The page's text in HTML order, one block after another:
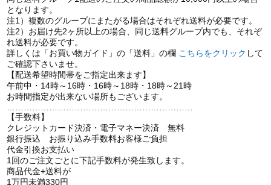
となります。
注1）複数のグループにまたがる場合はそれぞれ送料が必要です。
注2）お届け先2ヶ所以上の場合、同じ送料グループ内でも、それぞ
れ送料が必要です。
詳しくは「お買い物ガイド」の「送料」の欄 こちらをクリック して
ご確認下さいませ。
【配送希望時間帯をご指定出来ます】
午前中・14時～16時・16時～18時・18時～21時
お時間指定が出来ない場所もございます。
…………………………………………………………
【手数料】
クレジットカード決済・電子マネー決済 無料
銀行振込 お振り込み手数料お客様ご負担
代金引換お支払い
1回のご注文ごとに下記手数料が発生致します。
商品代金+送料が
1万円未満330円